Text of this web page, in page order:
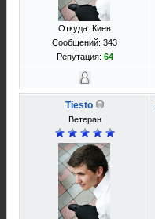
Откуда: Киев
Сообщений: 343
Репутация: 64
Tiesto
Ветеран